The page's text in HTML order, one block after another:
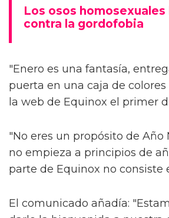
Los osos homosexuales
contra la gordofobia
"Enero es una fantasía,
puerta en una caja de colores
la web de Equinox el primer
"No eres un propósito de Año
no empieza a principios de
parte de Equinox no consiste
El comunicado añadía: